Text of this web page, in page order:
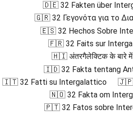
🇩🇪 32 Fakten über
🇬🇷 32 Γεγονότα για το
🇪🇸 32 Hechos Sobre
🇫🇷 32 Faits sur
🇭🇮 अंतरगैलेक्टिक के बारे में
🇮🇩 32 Fakta tentang
🇮🇹 32 Fatti su Intergalattico
🇯🇵
🇳🇴 32 Fakta om
🇵🇹 32 Fatos sobre